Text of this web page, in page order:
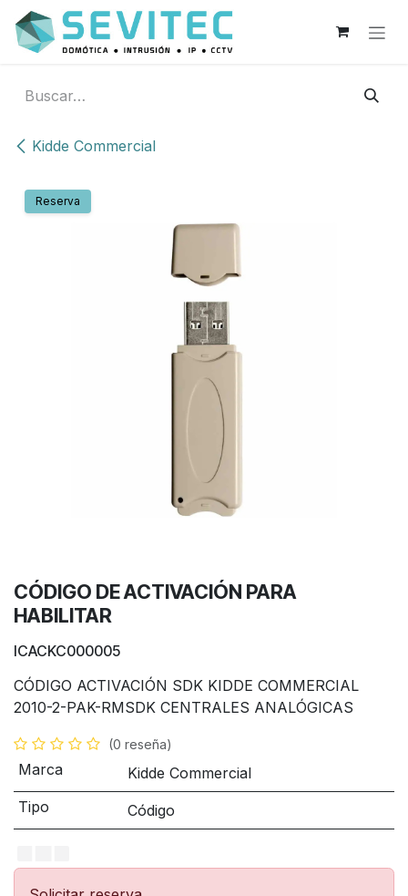
Ir al contenido
Kidde Commercial
Reserva
CÓDIGO DE ACTIVACIÓN PARA
HABILITAR
ICACKC000005
CÓDIGO ACTIVACIÓN SDK KIDDE COMMERCIAL
2010-2-PAK-RMSDK CENTRALES ANALÓGICAS
(0 reseña)
Marca
Kidde Commercial
Tipo
Código